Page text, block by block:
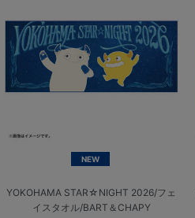
NEW
YOKOHAMA STAR☆NIGHT 2026/フェ
イスタオル/BART＆CHAPY